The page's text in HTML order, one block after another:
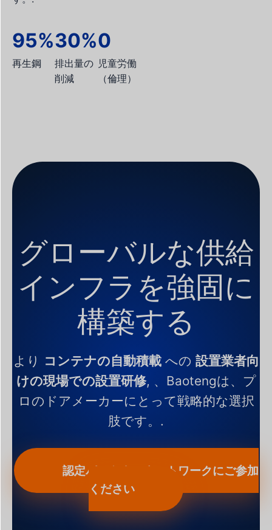
95%
再生鋼
30%
排出量の
削減
0
児童労働
（倫理）
グローバルな供給
インフラを強固に
構築する
より コンテナの自動積載への 設置業者向
けの現場での設置研修, 、Baotengは、プ
ロのドアメーカーにとって戦略的な選択
肢です。.
認定パートナーネットワークにご参加
ください